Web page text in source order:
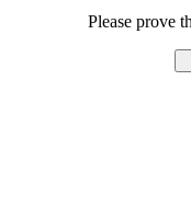
Please prove